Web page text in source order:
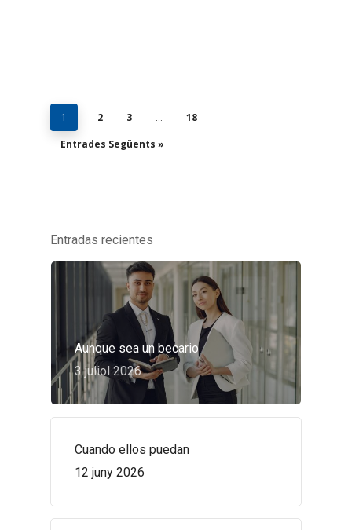
1 2 3 …
18
Entrades Següents »
Entradas recientes
Aunque sea un becario
3 juliol 2026
Cuando ellos puedan
12 juny 2026